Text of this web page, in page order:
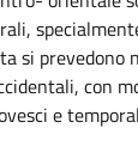
si prevedono
con
e